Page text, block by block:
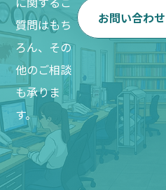
質問はもち
ろん、その
他のご相談
も承りま
す。
お問い合わ